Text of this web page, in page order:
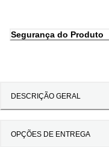
Segurança do Produto
DESCRIÇÃO GERAL
OPÇÕES DE ENTREGA